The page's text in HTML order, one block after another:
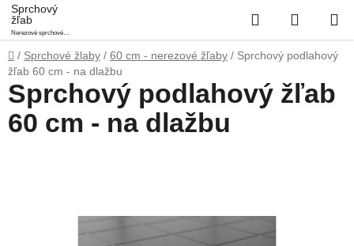
Prejsť
na
obsah
Sprchový
žľab
Nerezové sprchové
podlahové žľaby
Hľadať
KOŠÍK
Domov
/ Sprchové žlaby / 60 cm - nerezové žľaby / Sprchový podlahový
žľab 60 cm - na dlažbu
Sprchový podlahový žľab
60 cm - na dlažbu